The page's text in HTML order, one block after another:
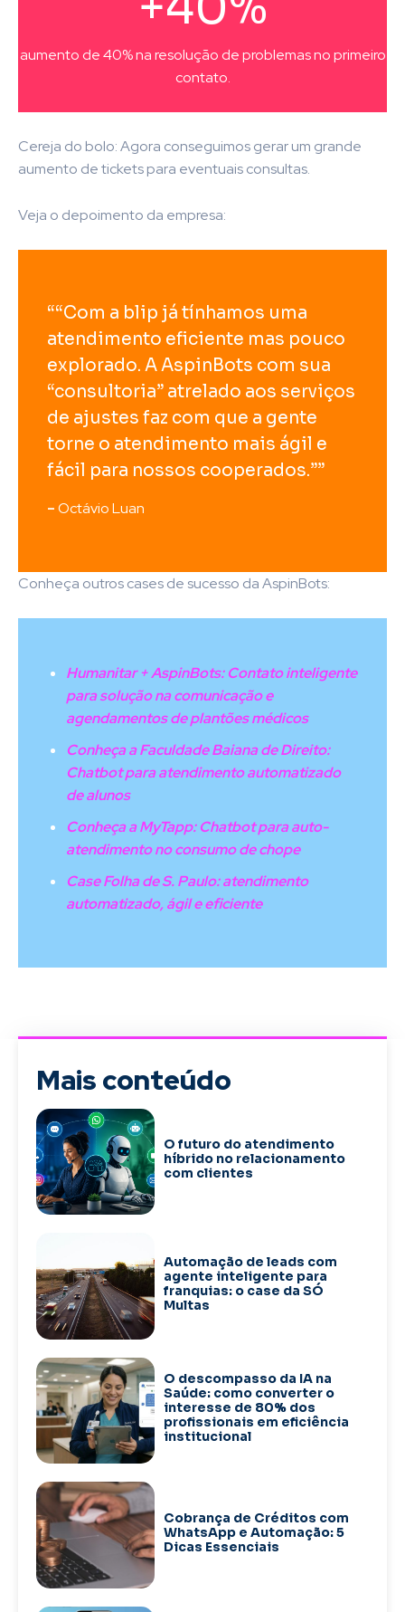
aumento de 40% na resolução de problemas no primeiro
contato.
Cereja do bolo: Agora conseguimos gerar um grande
aumento de tickets para eventuais consultas.
Veja o depoimento da empresa:
““Com a blip já tínhamos uma
atendimento eficiente mas pouco
explorado. A AspinBots com sua
“consultoria” atrelado aos serviços
de ajustes faz com que a gente
torne o atendimento mais ágil e
fácil para nossos cooperados.””
–Octávio Luan
Conheça outros cases de sucesso da AspinBots:
Humanitar + AspinBots: Contato inteligente
para solução na comunicação e
agendamentos de plantões médicos
Conheça a Faculdade Baiana de Direito:
Chatbot para atendimento automatizado
de alunos
Conheça a MyTapp: Chatbot para auto-
atendimento no consumo de chope
Case Folha de S. Paulo: atendimento
automatizado, ágil e eficiente
Mais conteúdo
O futuro do atendimento
híbrido no relacionamento
com clientes
Automação de leads com
agente inteligente para
franquias: o case da SÓ
Multas
O descompasso da IA na
Saúde: como converter o
interesse de 80% dos
profissionais em eficiência
institucional
Cobrança de Créditos com
WhatsApp e Automação: 5
Dicas Essenciais